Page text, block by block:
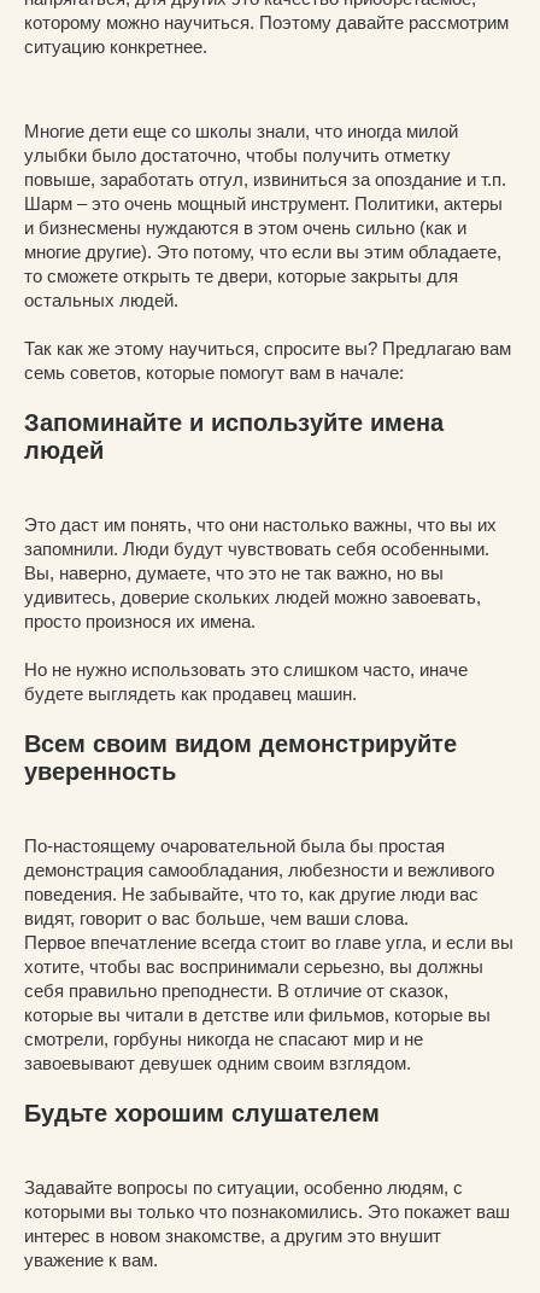
которому можно научиться. Поэтому давайте рассмотрим
ситуацию конкретнее.
Многие дети еще со школы знали, что иногда милой
улыбки было достаточно, чтобы получить отметку
повыше, заработать отгул, извиниться за опоздание и т.п.
Шарм – это очень мощный инструмент. Политики, актеры
и бизнесмены нуждаются в этом очень сильно (как и
многие другие). Это потому, что если вы этим обладаете,
то сможете открыть те двери, которые закрыты для
остальных людей.
Так как же этому научиться, спросите вы? Предлагаю вам
семь советов, которые помогут вам в начале:
Запоминайте и используйте имена
людей
Это даст им понять, что они настолько важны, что вы их
запомнили. Люди будут чувствовать себя особенными.
Вы, наверно, думаете, что это не так важно, но вы
удивитесь, доверие скольких людей можно завоевать,
просто произнося их имена.
Но не нужно использовать это слишком часто, иначе
будете выглядеть как продавец машин.
Всем своим видом демонстрируйте
уверенность
По-настоящему очаровательной была бы простая
демонстрация самообладания, любезности и вежливого
поведения. Не забывайте, что то, как другие люди вас
видят, говорит о вас больше, чем ваши слова.
Первое впечатление всегда стоит во главе угла, и если вы
хотите, чтобы вас воспринимали серьезно, вы должны
себя правильно преподнести. В отличие от сказок,
которые вы читали в детстве или фильмов, которые вы
смотрели, горбуны никогда не спасают мир и не
завоевывают девушек одним своим взглядом.
Будьте хорошим слушателем
Задавайте вопросы по ситуации, особенно людям, с
которыми вы только что познакомились. Это покажет ваш
интерес в новом знакомстве, а другим это внушит
уважение к вам.